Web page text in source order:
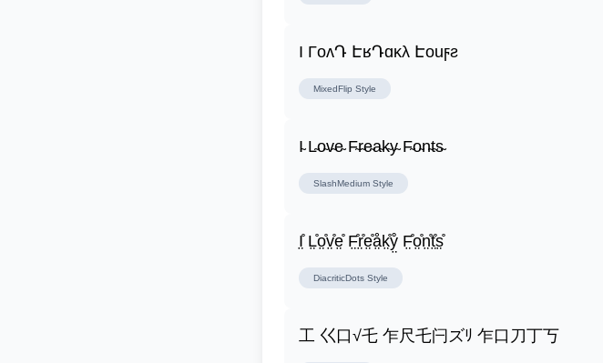
I ΓoʌԴ ԷʁԴɑĸλ Էouϝƨ
MixedFlip Style
I̴ L̴o̴v̴e̴ F̴r̴e̴a̴k̴y̴ F̴o̴n̴t̴s̴
SlashMedium Style
I̤̊ L̤̊o̤̊v̤̊e̤̊ F̤̊r̤̊e̤̊å̤k̤̊ẙ̤ F̤̊o̤̊n̤̊t̤̊s̤̊
DiacriticDots Style
工 巜口√乇 乍尺乇闩ズﾘ 乍口刀丁丂